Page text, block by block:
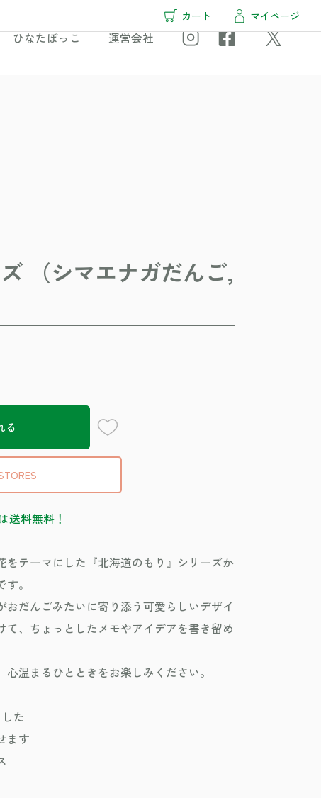
カート マイページ
ひなたぼっこ 運営会社
（シマエナガだんご,
る
送料無料！
をテーマにした『北海道のもり』シリーズか
。
だんごみたいに寄り添う可愛らしいデザイ
、ちょっとしたメモやアイデアを書き留め
温まるひとときをお楽しみください。
た
ます